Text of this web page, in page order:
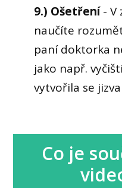
9.) Ošetření- V
naučíte
paní doktorka
jako např.
vytvořila se
Co je